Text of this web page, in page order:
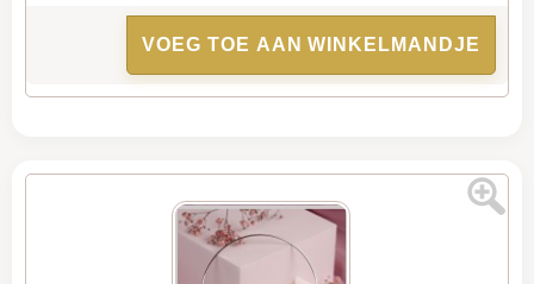
VOEG TOE AAN WINKELMANDJE